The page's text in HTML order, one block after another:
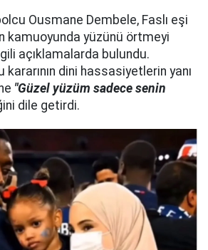
Ousmane Dembele, Faslı eşi
kamuoyunda yüzünü örtmeyi
açıklamalarda bulundu.
kararının dini hassasiyetlerin yanı
"Güzel yüzüm sadece senin
dile getirdi.